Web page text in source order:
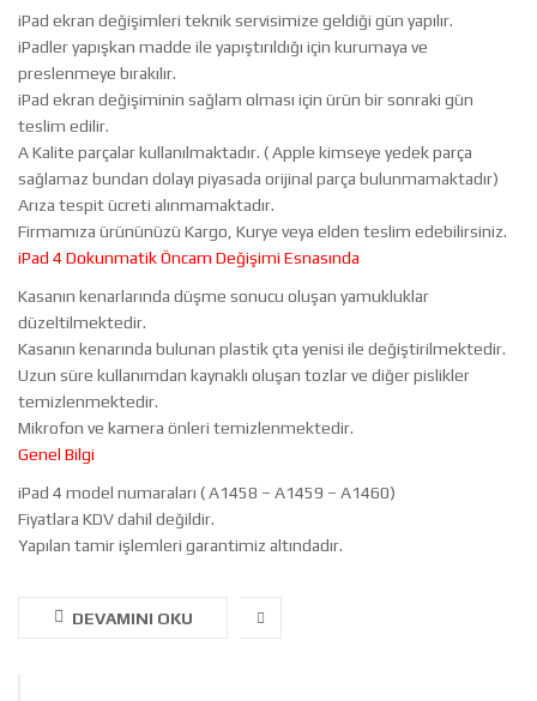
iPad ekran değişimleri teknik servisimize geldiği gün yapılır.
iPadler yapışkan madde ile yapıştırıldığı için kurumaya ve
preslenmeye bırakılır.
iPad ekran değişiminin sağlam olması için ürün bir sonraki gün
teslim edilir.
A Kalite parçalar kullanılmaktadır. ( Apple kimseye yedek parça
sağlamaz bundan dolayı piyasada orijinal parça bulunmamaktadır)
Arıza tespit ücreti alınmamaktadır.
Firmamıza ürününüzü Kargo, Kurye veya elden teslim edebilirsiniz.
iPad 4 Dokunmatik Öncam Değişimi Esnasında
Kasanın kenarlarında düşme sonucu oluşan yamukluklar
düzeltilmektedir.
Kasanın kenarında bulunan plastik çıta yenisi ile değiştirilmektedir.
Uzun süre kullanımdan kaynaklı oluşan tozlar ve diğer pislikler
temizlenmektedir.
Mikrofon ve kamera önleri temizlenmektedir.
Genel Bilgi
iPad 4 model numaraları ( A1458 – A1459 – A1460)
Fiyatlara KDV dahil değildir.
Yapılan tamir işlemleri garantimiz altındadır.
DEVAMINI OKU